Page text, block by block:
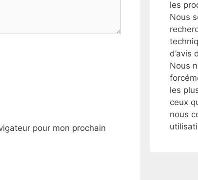
pour mon prochain
les
Nous
d’avis
Nous
les
ceux
nous